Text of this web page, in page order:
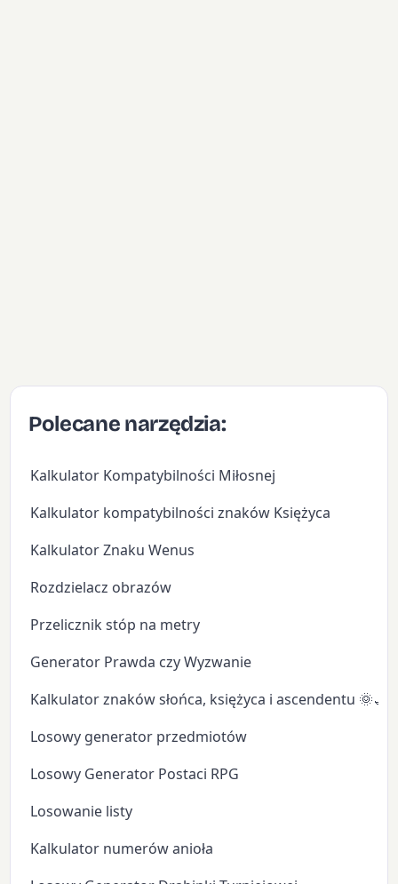
Polecane narzędzia:
Kalkulator Kompatybilności Miłosnej
Kalkulator kompatybilności znaków Księżyca
Kalkulator Znaku Wenus
Rozdzielacz obrazów
Przelicznik stóp na metry
Generator Prawda czy Wyzwanie
Kalkulator znaków słońca, księżyca i ascendentu
Losowy generator przedmiotów
Losowy Generator Postaci RPG
Losowanie listy
Kalkulator numerów anioła